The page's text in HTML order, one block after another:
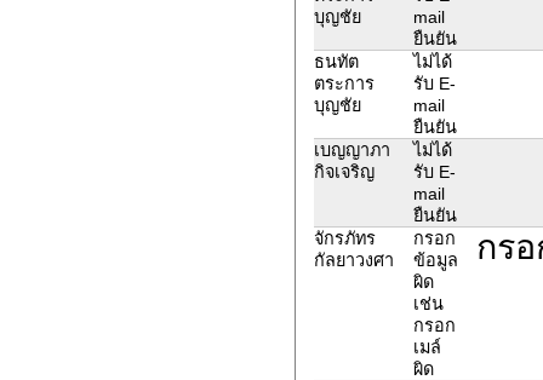
บุญชัย
mail
ยืนยัน
ธนทัต
ตระการ
บุญชัย
ไม่ได้
รับ E-
mail
ยืนยัน
เบญญาภา
กิจเจริญ
ไม่ได้
รับ E-
mail
ยืนยัน
จักรภัทร
กัลยาวงศา
กรอก
ข้อมูล
ผิด
เช่น
กรอก
เมล์
ผิด
กร